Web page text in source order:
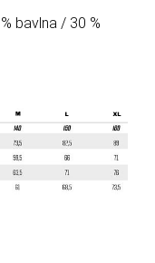
bavlna / 30 %